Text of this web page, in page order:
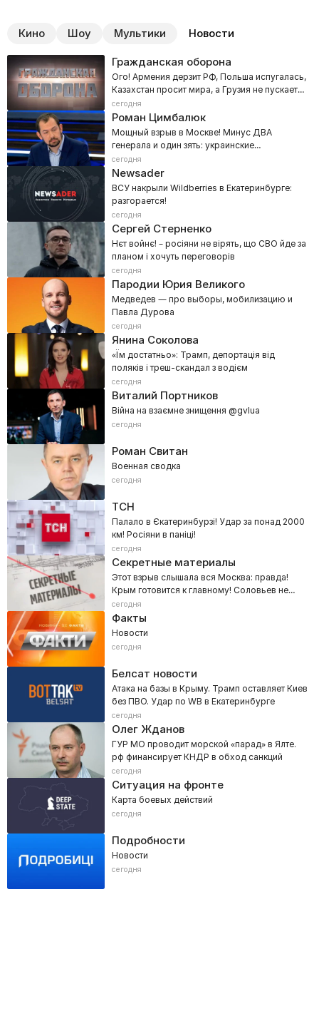
Кино Шоу Мультики Новости
Гражданская оборона
Ого! Армения дерзит РФ, Польша испугалась,
Казахстан просит мира, а Грузия не пускает
Ани Лорак
сегодня
Роман Цимбалюк
Мощный взрыв в Москве! Минус ДВА
генерала и один зять: украинские
спецслужбы рвут столицу РФ
сегодня
Newsader
ВСУ накрыли Wildberries в Екатеринбурге:
разгорается!
сегодня
Сергей Стерненко
Нєт войнє! – росіяни не вірять, що СВО йде за
планом і хочуть переговорів
сегодня
Пародии Юрия Великого
Медведев — про выборы, мобилизацию и
Павла Дурова
сегодня
Янина Соколова
«Їм достатньо»: Трамп, депортація від
поляків і треш-скандал з водієм
сегодня
Виталий Портников
Війна на взаємне знищення @gvlua
сегодня
Роман Свитан
Военная сводка
сегодня
ТСН
Палало в Єкатеринбурзі! Удар за понад 2000
км! Росіяни в паніці!
сегодня
Секретные материалы
Этот взрыв слышала вся Москва: правда!
Крым готовится к главному! Соловьев не
выдержал
сегодня
Факты
Новости
сегодня
Белсат новости
Атака на базы в Крыму. Трамп оставляет Киев
без ПВО. Удар по WB в Екатеринбурге
сегодня
Олег Жданов
ГУР МО проводит морской «парад» в Ялте.
рф финансирует КНДР в обход санкций
сегодня
Ситуация на фронте
Карта боевых действий
сегодня
Подробности
Новости
сегодня